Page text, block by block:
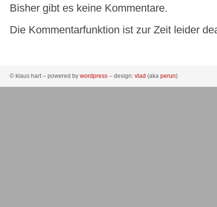
Bisher gibt es keine Kommentare.
Die Kommentarfunktion ist zur Zeit leider
© klaus hart – powered by wordpress – design: vlad (aka perun)